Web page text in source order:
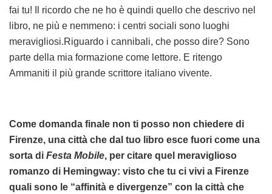
fai tu! Il ricordo che ne ho è quindi quello che descrivo nel
libro, ne più e nemmeno: i centri sociali sono luoghi
meravigliosi.Riguardo i cannibali, che posso dire? Sono
parte della mia formazione come lettore. E ritengo
Ammaniti il più grande scrittore italiano vivente.
Come domanda finale non ti posso non chiedere di
Firenze, una città che dal tuo libro esce fuori come una
sorta di Festa Mobile, per citare quel meraviglioso
romanzo di Hemingway: visto che tu ci vivi a Firenze
quali sono le “affinità e divergenze” con la città che